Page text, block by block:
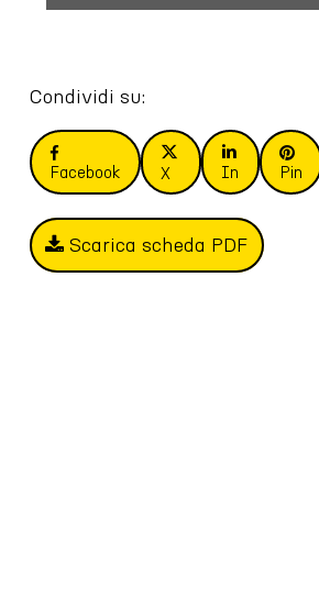
Condividi su:
Facebook X In Pin
Scarica scheda PDF